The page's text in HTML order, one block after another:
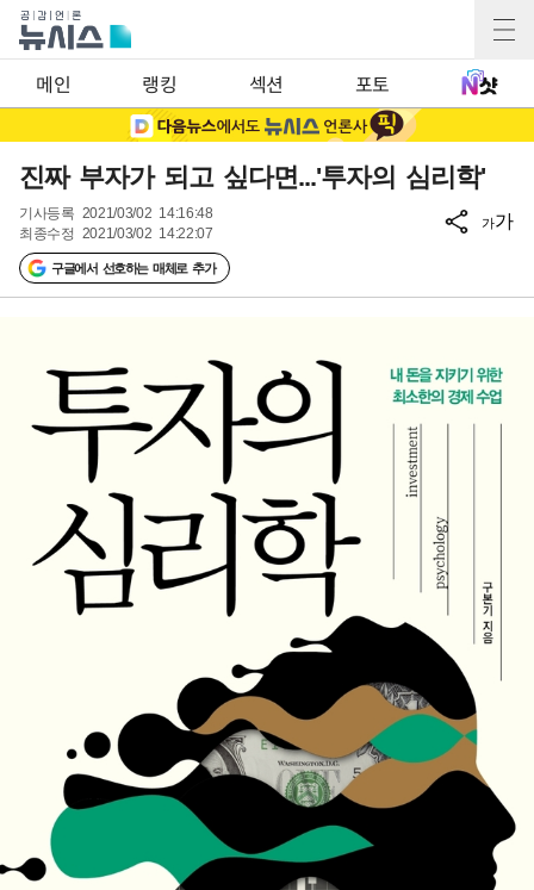
메인 랭킹 섹션 포토
진짜 부자가 되고 싶다면...'투자의 심리학'
기사등록 2021/03/02 14:16:48
최종수정 2021/03/02 14:22:07
구글에서 선호하는 매체로 추가
가가